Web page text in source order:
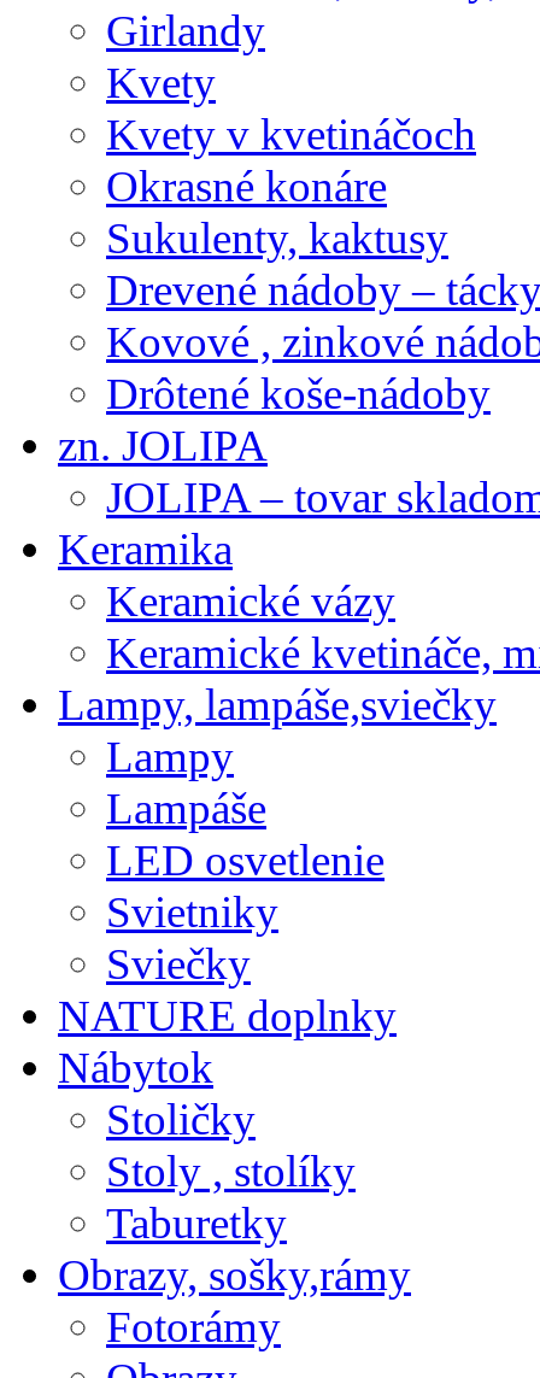
Girlandy
Kvety
Kvety v kvetináčoch
Okrasné konáre
Sukulenty, kaktusy
Drevené nádoby –
Kovové , zinkové
Drôtené koše-nádoby
zn. JOLIPA
JOLIPA – tovar
Keramika
Keramické vázy
Keramické kvetináče,
Lampy, lampáše,sviečky
Lampy
Lampáše
LED osvetlenie
Svietniky
Sviečky
NATURE doplnky
Nábytok
Stoličky
Stoly , stolíky
Taburetky
Obrazy, sošky,rámy
Fotorámy